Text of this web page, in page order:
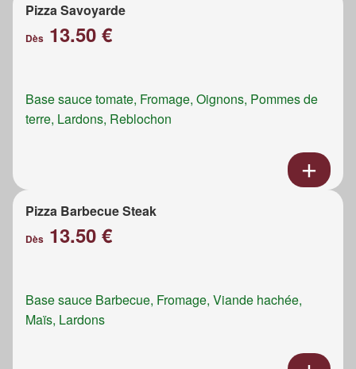
Pizza Savoyarde
Dès 13.50 €
Base sauce tomate, Fromage, Oignons, Pommes de
terre, Lardons, Reblochon
Pizza Barbecue Steak
Dès 13.50 €
Base sauce Barbecue, Fromage, Viande hachée,
Maïs, Lardons